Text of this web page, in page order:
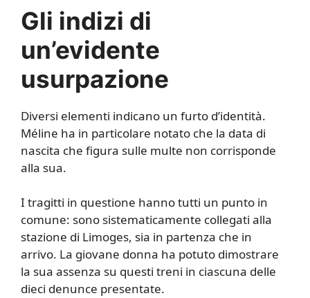
Gli indizi di
un’evidente
usurpazione
Diversi elementi indicano un furto d’identità.
Méline ha in particolare notato che la data di
nascita che figura sulle multe non corrisponde
alla sua.
I tragitti in questione hanno tutti un punto in
comune: sono sistematicamente collegati alla
stazione di Limoges, sia in partenza che in
arrivo. La giovane donna ha potuto dimostrare
la sua assenza su questi treni in ciascuna delle
dieci denunce presentate.